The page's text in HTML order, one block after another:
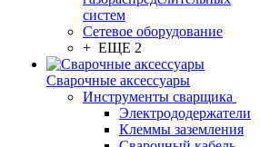
систем
Сетевое оборудование
+ ЕЩЕ 2
Сварочные аксессуары
Инструменты сварщика
Электрододержатели
Клеммы заземления